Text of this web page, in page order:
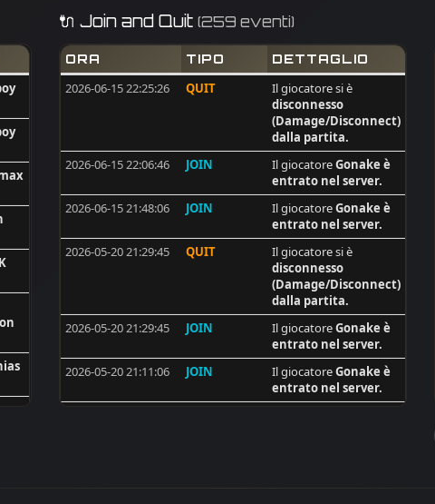
6
6
6
6
5
5
4
4
4
Sgrall
voxx
|MGA| SinPiedad
[ISS]Trackerman
Lajos
flecxs
synshallere
dobarkolebac
Jesus
endurosuma
I_R
Uni
Sergey67
🔌 Join and Quit (259 eventi)
ORA TIPO DETTAGLIO
2026-06-15 22:25:26 QUIT
Il giocatore si è
disconnesso
(Damage/Disconnect)
dalla partita.
2026-06-15 22:06:46
JOIN Il giocatoreGonake è
entrato nel server.
2026-06-15 21:48:06
JOIN Il giocatoreGonake è
entrato nel server.
2026-05-20 21:29:45
QUIT
Il giocatore si è
disconnesso
(Damage/Disconnect)
dalla partita.
2026-05-20 21:29:45
JOIN Il giocatoreGonake è
entrato nel server.
2026-05-20 21:11:06
JOIN Il giocatoreGonake è
entrato nel server.